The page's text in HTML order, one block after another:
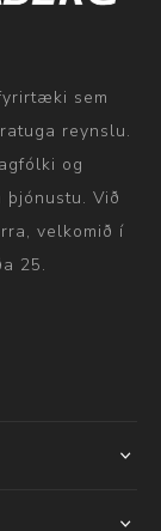
sem
reynslu.
og
Við
velkomið í
25.